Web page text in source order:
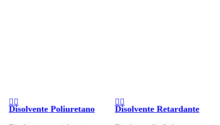
Disolvente Poliuretano Disolvente Retardante